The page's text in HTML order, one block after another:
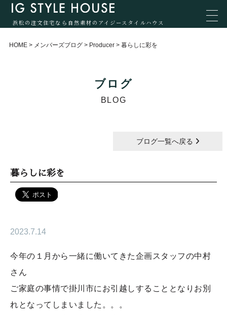
浜松の注文住宅なら自然素材のアイジースタイルハウス
HOME > メンバーズブログ > Producer > 暮らしに彩を
ブログ
BLOG
ブログ一覧へ戻る
暮らしに彩を
2023.7.14
今年の１月から一緒に働いてきた企画スタッフの中村
さん
ご家庭の事情で掛川市にお引越しすることとなりお別
れとなってしまいました。。。